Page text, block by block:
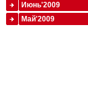
Июнь'2009
Май'2009